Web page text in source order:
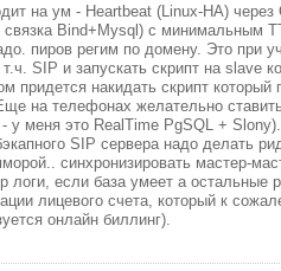
на ум - Heartbeat (Linux-HA)
связка Bind+Mysql) с минимальным
пиров регим по домену. Это при
SIP и запускать скрипт на slave
придется накидать скрипт который
на телефонах желательно
у меня это RealTime PgSQL +
SIP сервера надо делать
синхронизировать мастер-
логи, если база умеет а
лицевого счета, который к
онлайн биллинг).